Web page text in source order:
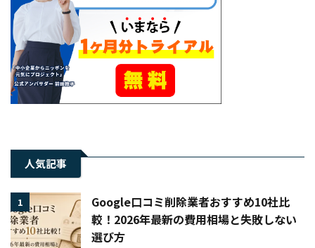
人気記事
1
Google口コミ削除業者おすすめ10社比
較！2026年最新の費用相場と失敗しない
選び方